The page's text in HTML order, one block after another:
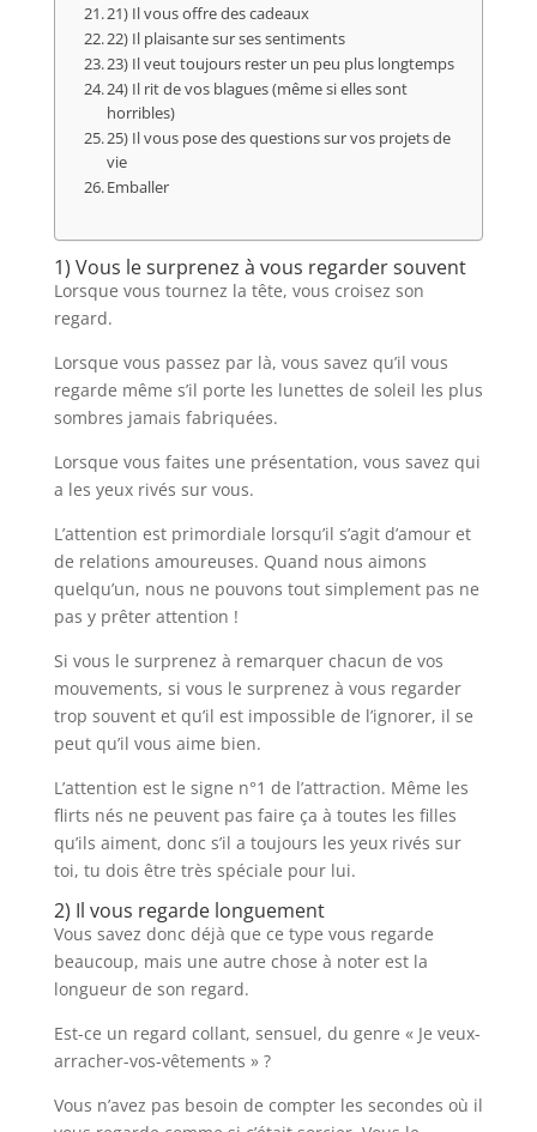
21) Il vous offre des cadeaux
22) Il plaisante sur ses sentiments
23) Il veut toujours rester un peu plus longtemps
24) Il rit de vos blagues (même si elles sont
horribles)
25) Il vous pose des questions sur vos projets de
vie
Emballer
1) Vous le surprenez à vous regarder souvent
Lorsque vous tournez la tête, vous croisez son
regard.
Lorsque vous passez par là, vous savez qu’il vous
regarde même s’il porte les lunettes de soleil les plus
sombres jamais fabriquées.
Lorsque vous faites une présentation, vous savez qui
a les yeux rivés sur vous.
L’attention est primordiale lorsqu’il s’agit d’amour et
de relations amoureuses. Quand nous aimons
quelqu’un, nous ne pouvons tout simplement pas ne
pas y prêter attention !
Si vous le surprenez à remarquer chacun de vos
mouvements, si vous le surprenez à vous regarder
trop souvent et qu’il est impossible de l’ignorer, il se
peut qu’il vous aime bien.
L’attention est le signe n°1 de l’attraction. Même les
flirts nés ne peuvent pas faire ça à toutes les filles
qu’ils aiment, donc s’il a toujours les yeux rivés sur
toi, tu dois être très spéciale pour lui.
2) Il vous regarde longuement
Vous savez donc déjà que ce type vous regarde
beaucoup, mais une autre chose à noter est la
longueur de son regard.
Est-ce un regard collant, sensuel, du genre « Je veux-
arracher-vos-vêtements » ?
Vous n’avez pas besoin de compter les secondes où il